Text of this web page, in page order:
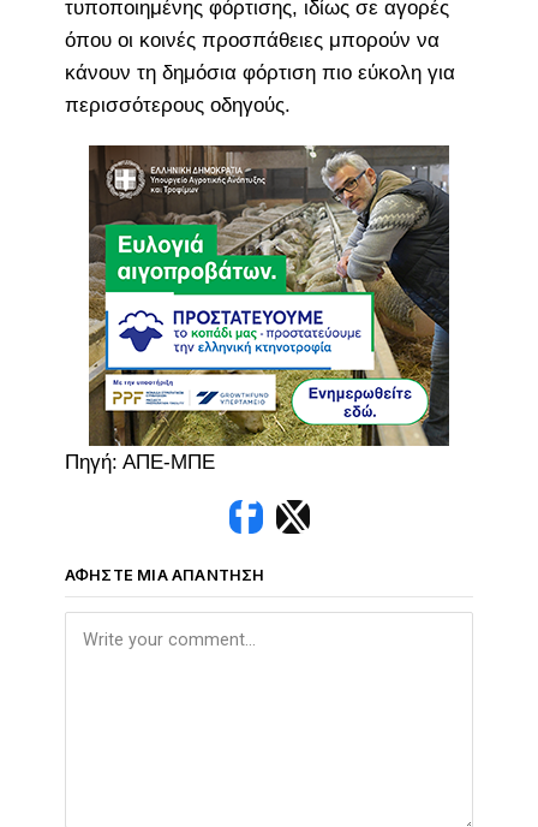
τυποποιημένης φόρτισης, ιδίως σε αγορές
όπου οι κοινές προσπάθειες μπορούν να
κάνουν τη δημόσια φόρτιση πιο εύκολη για
περισσότερους οδηγούς.
Πηγή: ΑΠΕ-ΜΠΕ
ΑΦΉΣΤΕ ΜΙΑ ΑΠΆΝΤΗΣΗ